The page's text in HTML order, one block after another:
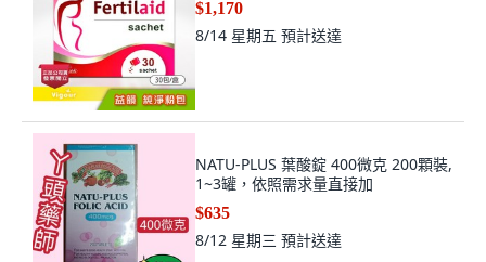
$1,170
8/14 星期五 預計送達
NATU-PLUS 葉酸錠 400微克 200顆裝,
1~3罐，依照需求量直接加
$635
8/12 星期三 預計送達